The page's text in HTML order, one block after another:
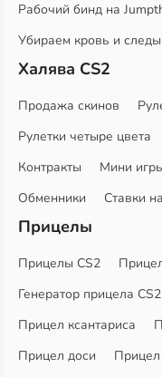
Рабочий бинд на
Убираем кровь и
Халява CS2
Продажа скинов
Рулетки четыре цвета
Контракты
Мини
Обменники
Ставки
Прицелы
Прицелы CS2
Генератор прицела CS2
Прицел ксантариса
Прицел доси